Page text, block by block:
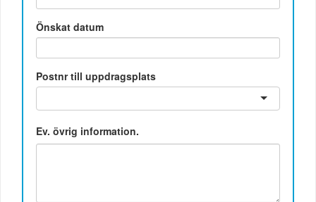
Önskat datum
Postnr till uppdragsplats
Ev. övrig information.